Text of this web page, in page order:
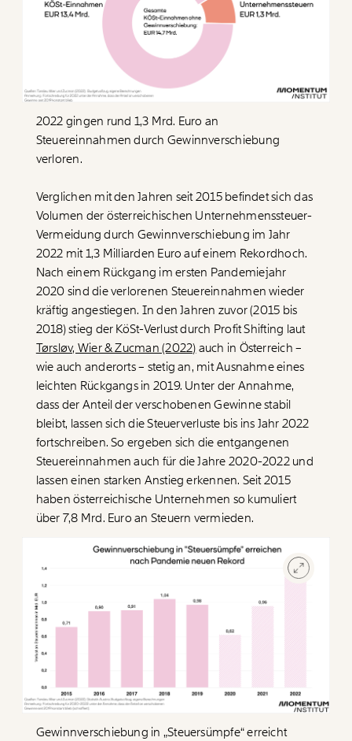
2022 gingen rund 1,3 Mrd. Euro an
Steuereinnahmen durch Gewinnverschiebung
verloren.
Verglichen mit den Jahren seit 2015 befindet sich das
Volumen der österreichischen Unternehmenssteuer-
Vermeidung durch Gewinnverschiebung im Jahr
2022 mit 1,3 Milliarden Euro auf einem Rekordhoch.
Nach einem Rückgang im ersten Pandemiejahr
2020 sind die verlorenen Steuereinnahmen wieder
kräftig angestiegen. In den Jahren zuvor (2015 bis
2018) stieg der KöSt-Verlust durch Profit Shifting laut
Tørsløv, Wier & Zucman (2022) auch in Österreich –
wie auch anderorts – stetig an, mit Ausnahme eines
leichten Rückgangs in 2019. Unter der Annahme,
dass der Anteil der verschobenen Gewinne stabil
bleibt, lassen sich die Steuerverluste bis ins Jahr 2022
fortschreiben. So ergeben sich die entgangenen
Steuereinnahmen auch für die Jahre 2020-2022 und
lassen einen starken Anstieg erkennen. Seit 2015
haben österreichische Unternehmen so kumuliert
über 7,8 Mrd. Euro an Steuern vermieden.
Gewinnverschiebung in „Steuersümpfe“ erreicht